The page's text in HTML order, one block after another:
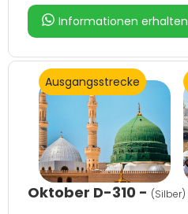
Informationen erhalten
Ausgangsstrecke
Oktober D-310 - (Silber)